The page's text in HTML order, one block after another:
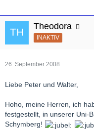
Theodora
INAKTIV
26. September 2008
Liebe Peter und Walter,
Hoho, meine Herren, ich
festgestellt, in unserer Uni-
Schymberg!